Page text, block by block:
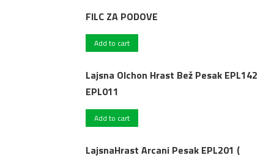
FILC ZA PODOVE
Add to cart
Lajsna Olchon Hrast Bež Pesak EPL142
EPL011
Add to cart
LajsnaHrast Arcani Pesak EPL201 (